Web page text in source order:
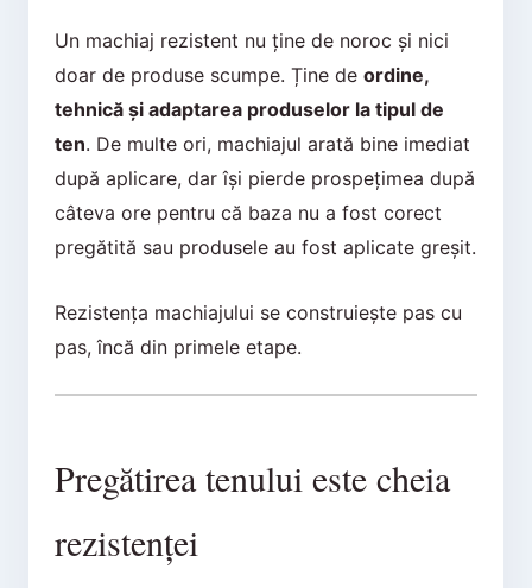
Un machiaj rezistent nu ține de noroc și nici
doar de produse scumpe. Ține de ordine,
tehnică și adaptarea produselor la tipul de
ten. De multe ori, machiajul arată bine imediat
după aplicare, dar își pierde prospețimea după
câteva ore pentru că baza nu a fost corect
pregătită sau produsele au fost aplicate greșit.
Rezistența machiajului se construiește pas cu
pas, încă din primele etape.
Pregătirea tenului este cheia
rezistenței